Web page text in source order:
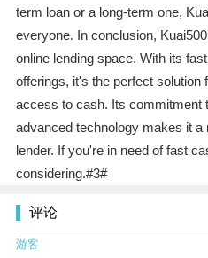
term loan or a long-term one,
everyone. In conclusion,
online lending space. With its
offerings, it's the perfect solution
access to cash. Its commitment
advanced technology makes it a
lender. If you're in need of fast
considering.#3#
评论
游客